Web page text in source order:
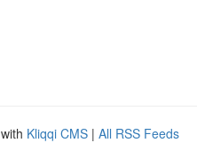
Kliqqi CMS | All RSS Feeds